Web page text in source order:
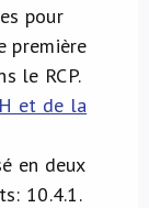
pour
première
le RCP.
et de la
en deux
10.4.1.